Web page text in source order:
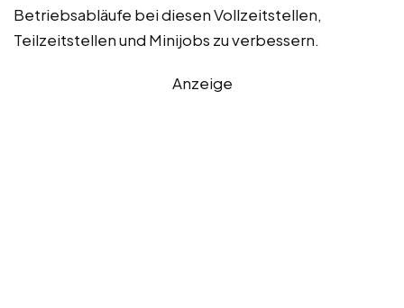
Betriebsabläufe bei diesen Vollzeitstellen,
Teilzeitstellen und Minijobs zu verbessern.
Anzeige